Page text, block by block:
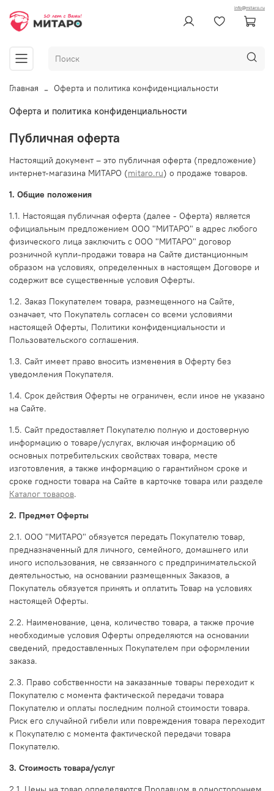
info@mitaro.ru
Главная Оферта и политика конфиденциальности
Оферта и политика конфиденциальности
Публичная оферта
Настоящий документ – это публичная оферта (предложение)
интернет-магазина МИТАРО (mitaro.ru) о продаже товаров.
1. Общие положения
1.1. Настоящая публичная оферта (далее - Оферта) является
официальным предложением ООО "МИТАРО" в адрес любого
физического лица заключить с ООО "МИТАРО" договор
розничной купли-продажи товара на Сайте дистанционным
образом на условиях, определенных в настоящем Договоре и
содержит все существенные условия Оферты.
1.2. Заказ Покупателем товара, размещенного на Сайте,
означает, что Покупатель согласен со всеми условиями
настоящей Оферты, Политики конфиденциальности и
Пользовательского соглашения.
1.3. Сайт имеет право вносить изменения в Оферту без
уведомления Покупателя.
1.4. Срок действия Оферты не ограничен, если иное не указано
на Сайте.
1.5. Сайт предоставляет Покупателю полную и достоверную
информацию о товаре/услугах, включая информацию об
основных потребительских свойствах товара, месте
изготовления, а также информацию о гарантийном сроке и
сроке годности товара на Сайте в карточке товара или разделе
Каталог товаров.
2. Предмет Оферты
2.1. ООО "МИТАРО" обязуется передать Покупателю товар,
предназначенный для личного, семейного, домашнего или
иного использования, не связанного с предпринимательской
деятельностью, на основании размещенных Заказов, а
Покупатель обязуется принять и оплатить Товар на условиях
настоящей Оферты.
2.2. Наименование, цена, количество товара, а также прочие
необходимые условия Оферты определяются на основании
сведений, предоставленных Покупателем при оформлении
заказа.
2.3. Право собственности на заказанные товары переходит к
Покупателю с момента фактической передачи товара
Покупателю и оплаты последним полной стоимости товара.
Риск его случайной гибели или повреждения товара переходит
к Покупателю с момента фактической передачи товара
Покупателю.
3. Стоимость товара/услуг